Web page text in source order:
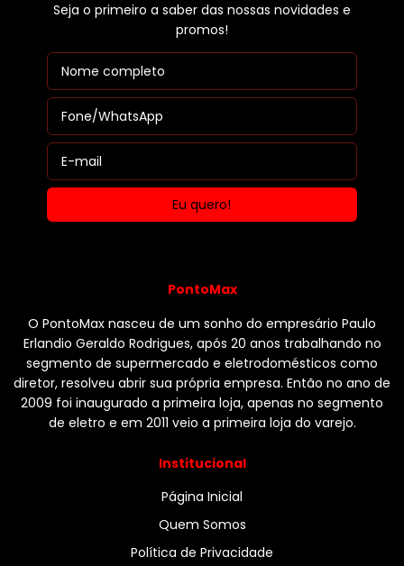
Seja o primeiro a saber das nossas novidades e
promos!
PontoMax
O PontoMax nasceu de um sonho do empresário Paulo
Erlandio Geraldo Rodrigues, após 20 anos trabalhando no
segmento de supermercado e eletrodomésticos como
diretor, resolveu abrir sua própria empresa. Então no ano de
2009 foi inaugurado a primeira loja, apenas no segmento
de eletro e em 2011 veio a primeira loja do varejo.
Institucional
Página Inicial
Quem Somos
Política de Privacidade